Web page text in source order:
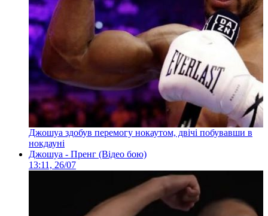
Джошуа здобув перемогу нокаутом, двічі побувавши в
нокдауні
Джошуа - Пренг (Відео бою)
13:11, 26/07